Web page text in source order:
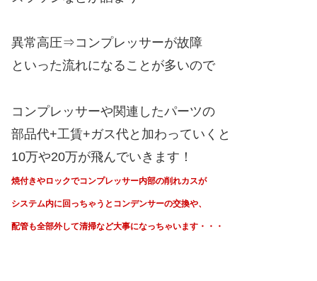
異常高圧⇒コンプレッサーが故障
といった流れになることが多いので
コンプレッサーや関連したパーツの
部品代+工賃+ガス代と加わっていくと
10万や20万が飛んでいきます！
焼付きやロックでコンプレッサー内部の削れカスが
システム内に回っちゃうと コンデンサーの交換や、
配管も全部外して清掃など大事になっちゃいます・・・